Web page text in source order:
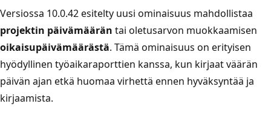
Versiossa 10.0.42 esitelty uusi ominaisuus mahdollistaa
projektin päivämäärän tai oletusarvon muokkaamisen
oikaisupäivämäärästä. Tämä ominaisuus on erityisen
hyödyllinen työaikaraporttien kanssa, kun kirjaat väärän
päivän ajan etkä huomaa virhettä ennen hyväksyntää ja
kirjaamista.